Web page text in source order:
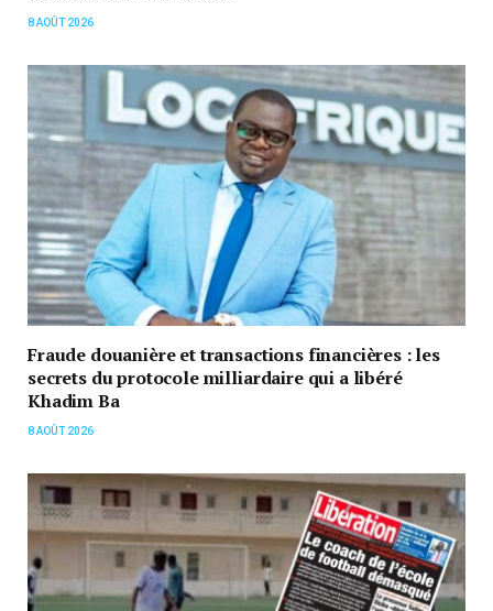
8 AOÛT 2026
Fraude douanière et transactions financières : les
secrets du protocole milliardaire qui a libéré
Khadim Ba
8 AOÛT 2026